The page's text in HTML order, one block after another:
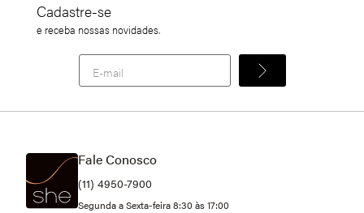
Cadastre-se
e receba nossas novidades.
Fale Conosco
(11) 4950-7900
Segunda a Sexta-feira 8:30 às 17:00